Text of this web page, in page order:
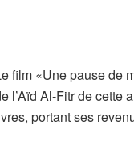
film «Une pause de
l’Aïd Al-Fitr de cette
portant ses